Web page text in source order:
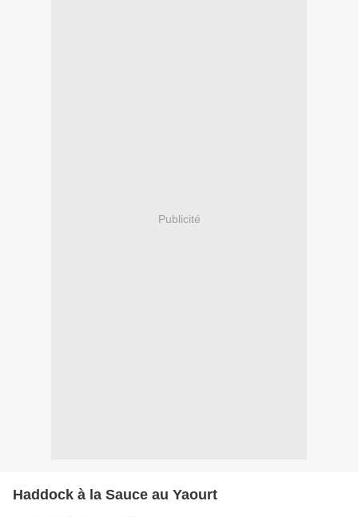
Publicité
Haddock à la Sauce au Yaourt